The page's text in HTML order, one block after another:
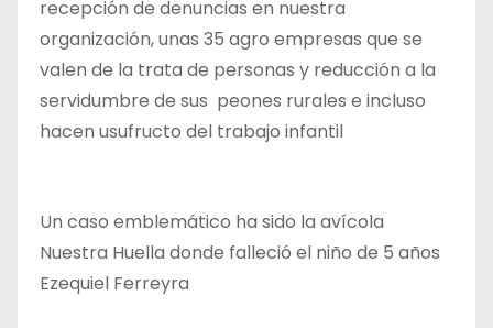
recepción de denuncias en nuestra
organización, unas 35 agro empresas que se
valen de la trata de personas y reducción a la
servidumbre de sus peones rurales e incluso
hacen usufructo del trabajo infantil
Un caso emblemático ha sido la avícola
Nuestra Huella donde falleció el niño de 5 años
Ezequiel Ferreyra